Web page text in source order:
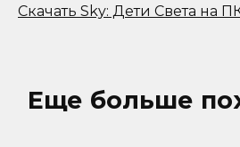
Скачать Sky: Дети Света на
Еще больше